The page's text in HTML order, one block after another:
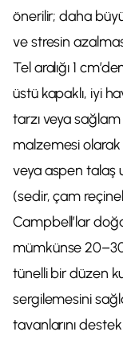
önerilir; daha
ve stresin
Tel aralığı 1
üstü kapaklı, iyi
tarzı veya
malzemesi olarak
veya aspen talaş
(sedir, çam
Campbell’lar
mümkünse
tünelli bir düzen
sergilemesini
tavanlarını